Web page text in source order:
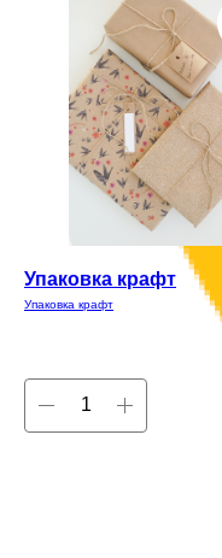
Упаковка крафт
Упаковка крафт